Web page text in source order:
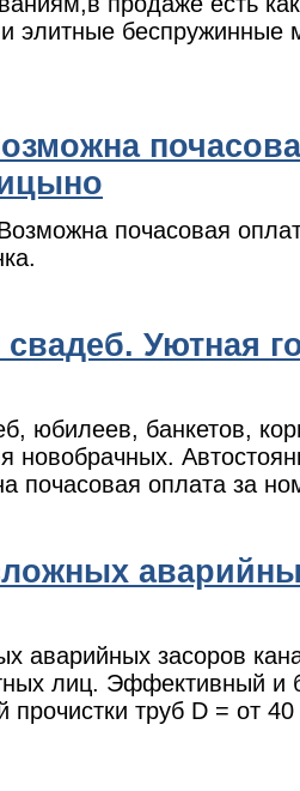
элитные беспружинные
почасовая
Уютная
юбилеев, банкетов,
новобрачных.
почасовая оплата за
аварийных засоров
лиц. Эффективный и
прочистки труб D = от